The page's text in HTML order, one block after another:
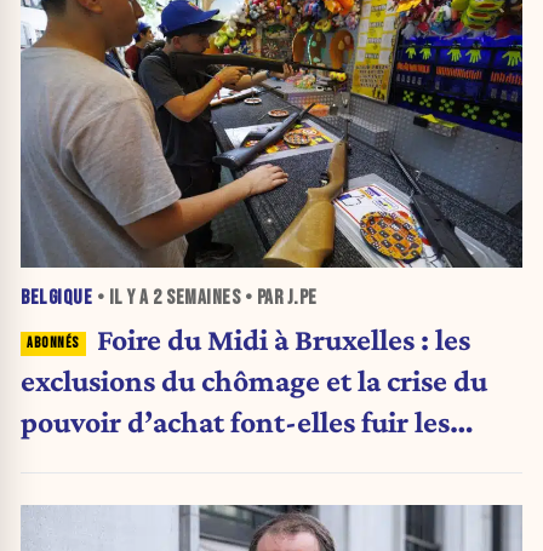
BELGIQUE • IL Y A 2 SEMAINES• PAR J.PE
Foire du Midi à Bruxelles : les
exclusions du chômage et la crise du
pouvoir d’achat font-elles fuir les